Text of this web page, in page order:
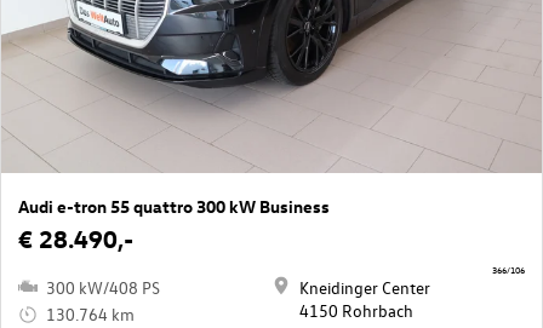
Audi e-tron 55 quattro 300 kW Business
€ 28.490,-
300 kW/408 PS
130.764 km
Kneidinger Center
4150 Rohrbach
366/106